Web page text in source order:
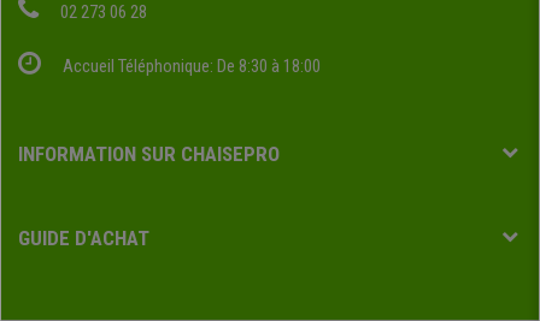
02 273 06 28
Accueil Téléphonique: De 8:30 à 18:00
INFORMATION SUR CHAISEPRO
GUIDE D'ACHAT